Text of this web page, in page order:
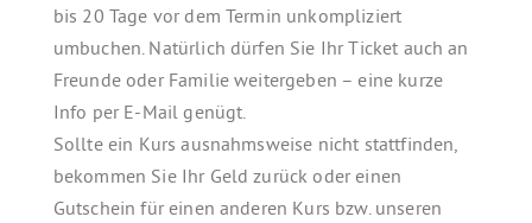
bis 20 Tage vor dem Termin unkompliziert
umbuchen. Natürlich dürfen Sie Ihr Ticket auch an
Freunde oder Familie weitergeben – eine kurze
Info per E-Mail genügt.
Sollte ein Kurs ausnahmsweise nicht stattfinden,
bekommen Sie Ihr Geld zurück oder einen
Gutschein für einen anderen Kurs bzw. unseren